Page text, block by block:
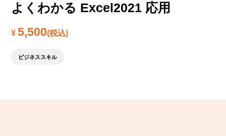
よくわかる Excel2021 応用
¥5,500(税込)
ビジネススキル